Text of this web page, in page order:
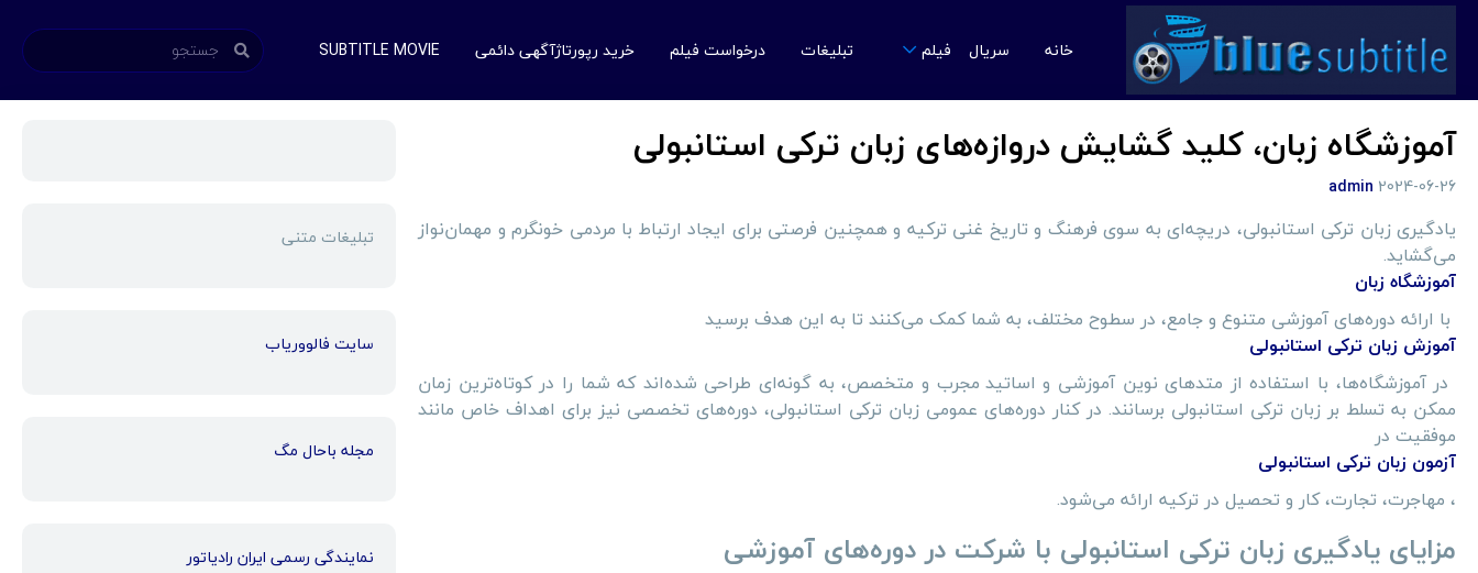
خانه سریال فیلم تبلیغات درخواست فیلم خرید رپورتاژآگهی دائمی SUBTITLE MOVIE
آموزشگاه زبان، کلید گشایش دروازه‌های زبان ترکی استانبولی
admin 2024-06-26
یادگیری زبان ترکی استانبولی، دریچه‌ای به سوی فرهنگ و تاریخ غنی ترکیه و همچنین فرصتی برای ایجاد ارتباط با مردمی خونگرم و مهمان‌نواز
می‌گشاید.
آموزشگاه‌ زبان
با ارائه دوره‌های آموزشی متنوع و جامع، در سطوح مختلف، به شما کمک می‌کنند تا به این هدف برسید
آموزش زبان ترکی استانبولی
در آموزشگاه‌ها، با استفاده از متدهای نوین آموزشی و اساتید مجرب و متخصص، به گونه‌ای طراحی شده‌اند که شما را در کوتاه‌ترین زمان
ممکن به تسلط بر زبان ترکی استانبولی برسانند. در کنار دوره‌های عمومی زبان ترکی استانبولی، دوره‌های تخصصی نیز برای اهداف خاص مانند
موفقیت در
آزمون زبان ترکی استانبولی
، مهاجرت، تجارت، کار و تحصیل در ترکیه ارائه می‌شود.
مزایای یادگیری زبان ترکی استانبولی با شرکت در دوره‌های آموزشی
تبلیغات متنی
سایت فالووریاب
مجله باحال مگ
نمایندگی رسمی ایران رادیاتور